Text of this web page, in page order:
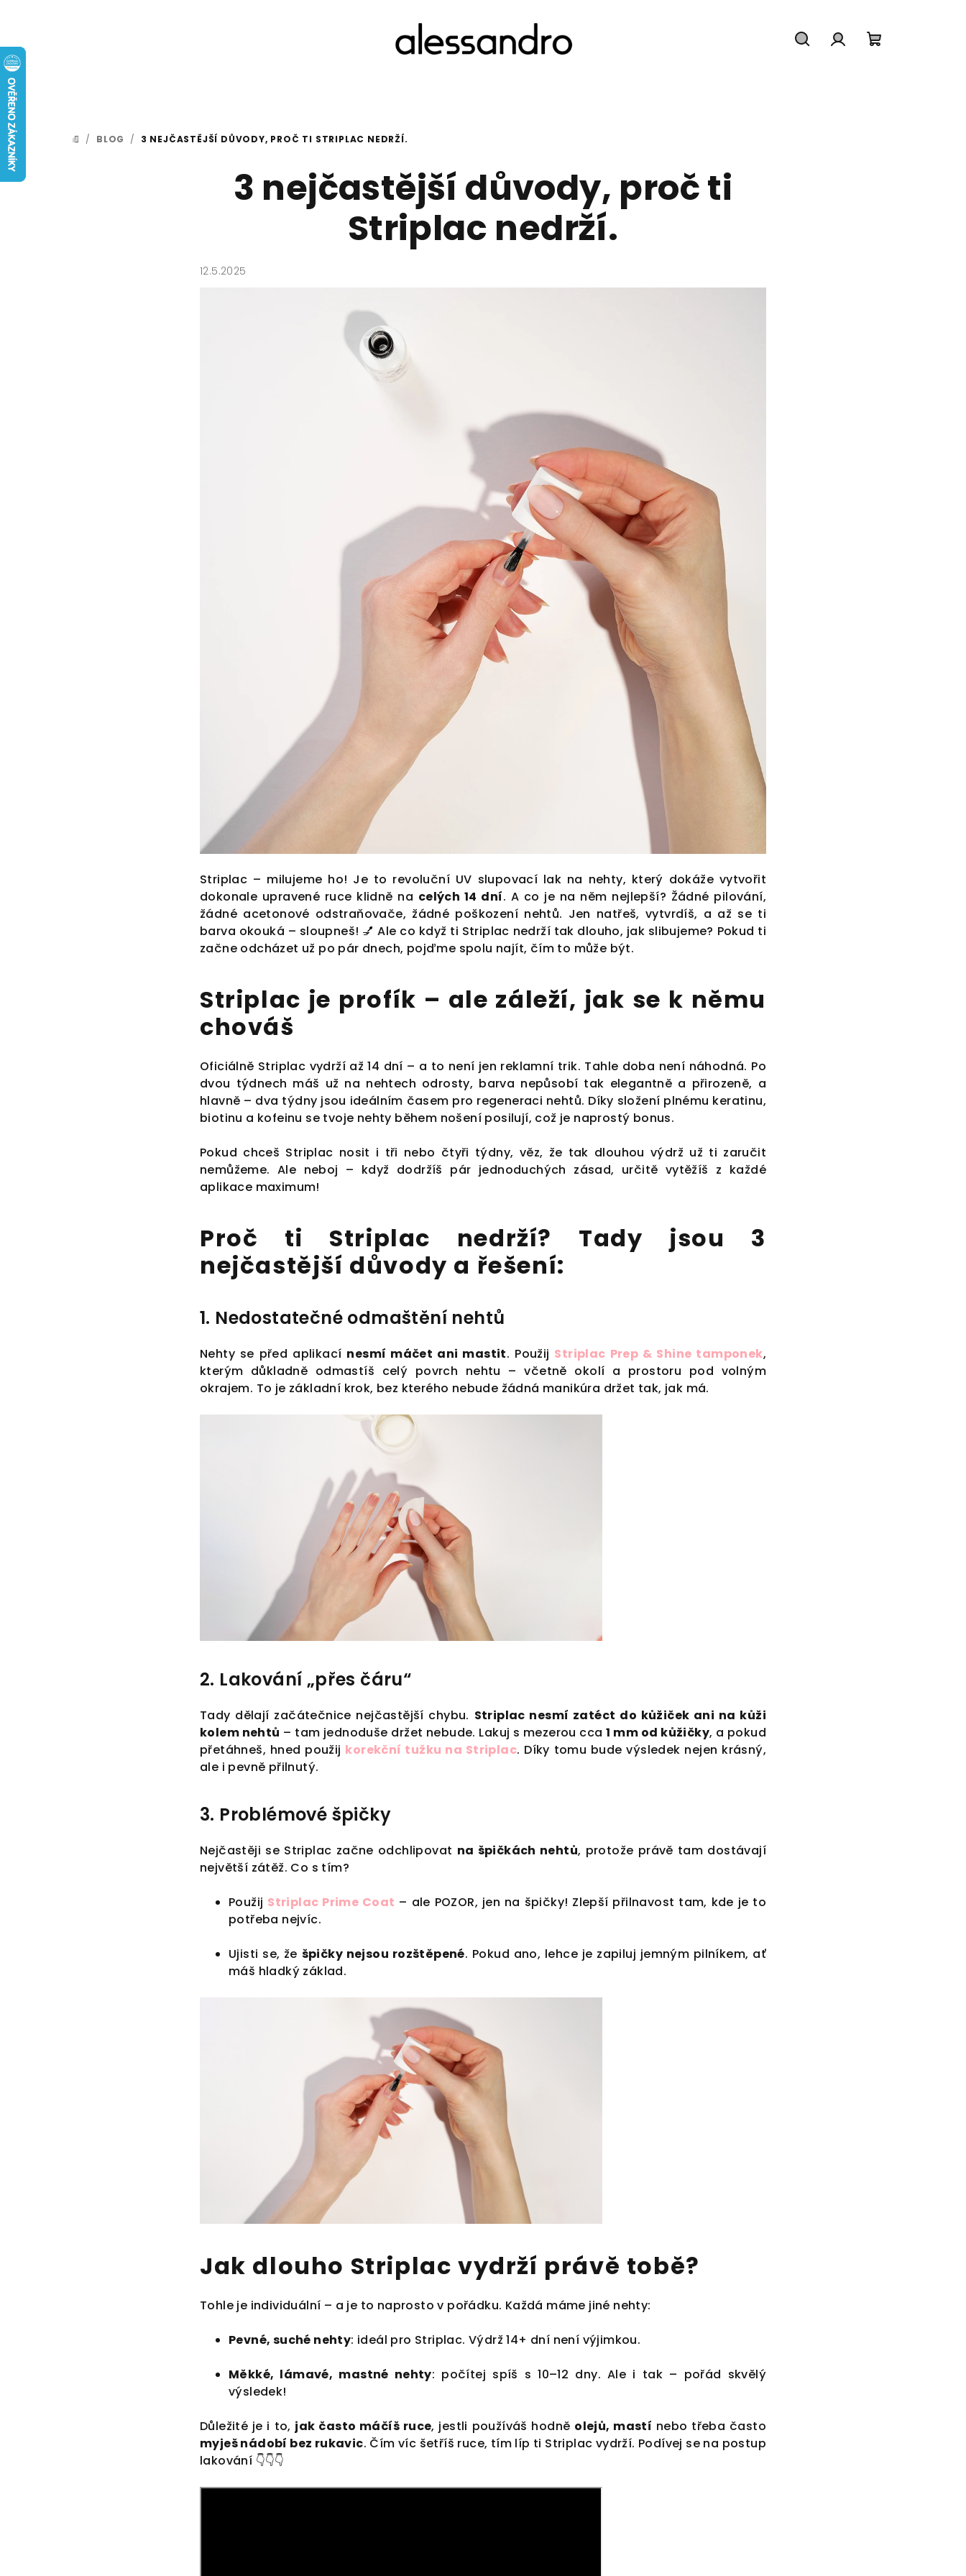
DOMŮ
/ BLOG / 3 NEJČASTĚJŠÍ DŮVODY, PROČ TI STRIPLAC NEDRŽÍ.
3 nejčastější důvody, proč ti
Striplac nedrží.
12.5.2025
Striplac – milujeme ho! Je to revoluční UV slupovací lak na nehty, který dokáže vytvořit
dokonale upravené ruce klidně na celých 14 dní. A co je na něm nejlepší? Žádné pilování,
žádné acetonové odstraňovače, žádné poškození nehtů. Jen natřeš, vytvrdíš, a až se ti
barva okouká – sloupneš! 💅 Ale co když ti Striplac nedrží tak dlouho, jak slibujeme? Pokud ti
začne odcházet už po pár dnech, pojďme spolu najít, čím to může být.
Striplac je profík – ale záleží, jak se k němu
chováš
Oficiálně Striplac vydrží až 14 dní – a to není jen reklamní trik. Tahle doba není náhodná. Po
dvou týdnech máš už na nehtech odrosty, barva nepůsobí tak elegantně a přirozeně, a
hlavně – dva týdny jsou ideálním časem pro regeneraci nehtů. Díky složení plnému keratinu,
biotinu a kofeinu se tvoje nehty během nošení posilují, což je naprostý bonus.
Pokud chceš Striplac nosit i tři nebo čtyři týdny, věz, že tak dlouhou výdrž už ti zaručit
nemůžeme. Ale neboj – když dodržíš pár jednoduchých zásad, určitě vytěžíš z každé
aplikace maximum!
Proč ti Striplac nedrží? Tady jsou 3
nejčastější důvody a řešení:
1. Nedostatečné odmaštění nehtů
Nehty se před aplikací nesmí máčet ani mastit. Použij Striplac Prep & Shine tamponek,
kterým důkladně odmastíš celý povrch nehtu – včetně okolí a prostoru pod volným
okrajem. To je základní krok, bez kterého nebude žádná manikúra držet tak, jak má.
2. Lakování „přes čáru“
Tady dělají začátečnice nejčastější chybu. Striplac nesmí zatéct do kůžiček ani na kůži
kolem nehtů – tam jednoduše držet nebude. Lakuj s mezerou cca1 mm od kůžičky, a pokud
přetáhneš, hned použij korekční tužku na Striplac. Díky tomu bude výsledek nejen krásný,
ale i pevně přilnutý.
3. Problémové špičky
Nejčastěji se Striplac začne odchlipovat na špičkách nehtů, protože právě tam dostávají
největší zátěž. Co s tím?
Použij Striplac Prime Coat – ale POZOR, jen na špičky! Zlepší přilnavost tam, kde je to
potřeba nejvíc.
Ujisti se, že špičky nejsou rozštěpené. Pokud ano, lehce je zapiluj jemným pilníkem, ať
máš hladký základ.
Jak dlouho Striplac vydrží právě tobě?
Tohle je individuální – a je to naprosto v pořádku. Každá máme jiné nehty:
Pevné, suché nehty: ideál pro Striplac. Výdrž 14+ dní není výjimkou.
Měkké, lámavé, mastné nehty: počítej spíš s 10–12 dny. Ale i tak – pořád skvělý
výsledek!
Důležité je i to, jak často máčíš ruce, jestli používáš hodně olejů, mastí nebo třeba často
myješ nádobí bez rukavic. Čím víc šetříš ruce, tím líp ti Striplac vydrží. Podívej se na postup
lakování 👇👇👇